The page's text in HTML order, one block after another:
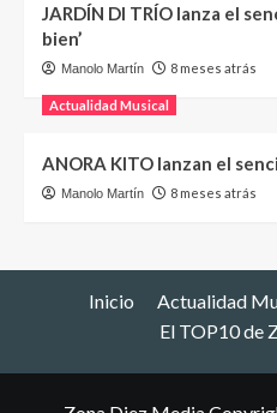
JARDÍN DI TRÍO lanza el
bien’
Manolo Martín 8 meses atrás
Actualidad Musical
ANORA KITO lanzan el
Manolo Martín 8 meses atrás
Inicio Actualidad
El TOP10 de